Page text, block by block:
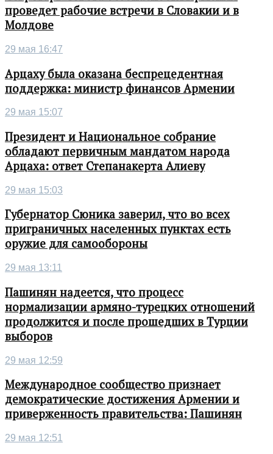
проведет рабочие встречи в Словакии и в
Молдове
29 мая 16:47
Арцаху была оказана беспрецедентная
поддержка: министр финансов Армении
29 мая 15:07
Президент и Национальное собрание
обладают первичным мандатом народа
Арцаха: ответ Степанакерта Алиеву
29 мая 15:03
Губернатор Сюника заверил, что во всех
приграничных населенных пунктах есть
оружие для самообороны
29 мая 13:11
Пашинян надеется, что процесс
нормализации армяно-турецких отношений
продолжится и после прошедших в Турции
выборов
29 мая 12:59
Международное сообщество признает
демократические достижения Армении и
приверженность правительства: Пашинян
29 мая 12:51